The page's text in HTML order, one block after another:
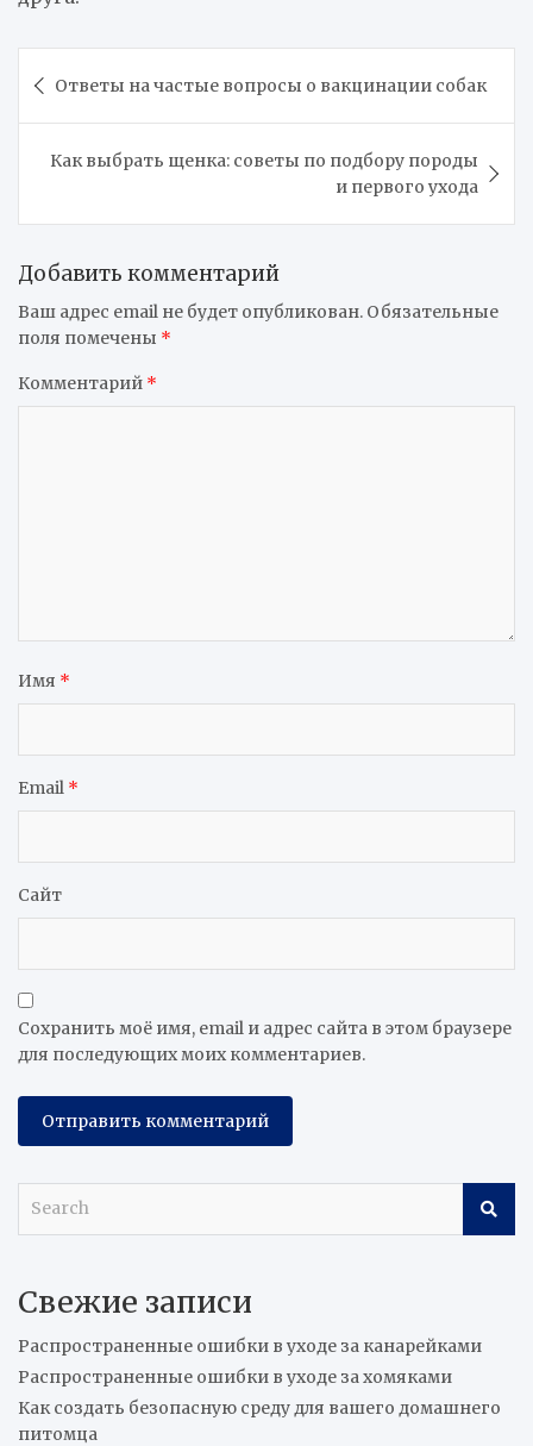
по
записям
Ответы на частые вопросы о вакцинации собак
Как выбрать щенка: советы по подбору породы
и первого ухода
Добавить комментарий
Ваш адрес email не будет опубликован. Обязательные
поля помечены *
Комментарий *
Имя *
Email *
Сайт
Сохранить моё имя, email и адрес сайта в этом браузере
для последующих моих комментариев.
c
Свежие записи
Распространенные ошибки в уходе за канарейками
Распространенные ошибки в уходе за хомяками
Как создать безопасную среду для вашего домашнего
питомца